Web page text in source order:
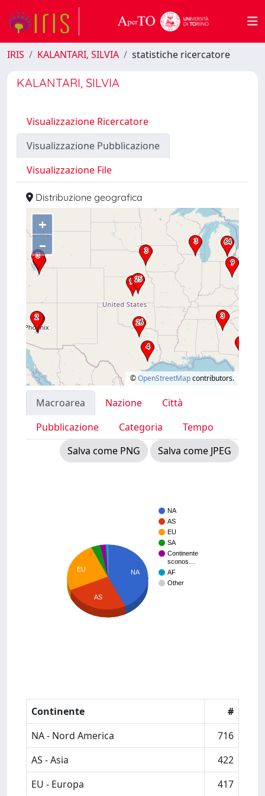
IRIS KALANTARI, SILVIA statistiche ricercatore
KALANTARI, SILVIA
Visualizzazione Ricercatore
Visualizzazione Pubblicazione
Visualizzazione File
Distribuzione geografica
+
–
©OpenStreetMapcontributors.
Macroarea Nazione
Città
Pubblicazione
Categoria
Tempo
Salva come PNG
Salva come JPEG
NA
AS
EU
SA
Continente
sconos…
AF
Other
NA
EU
AS
Continente
#
NA - Nord America
716
AS - Asia
422
EU - Europa
417